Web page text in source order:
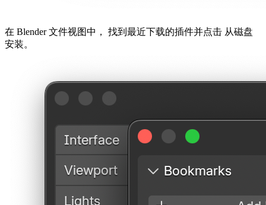
在 Blender 文件视图中， 找到最近下载的插件并点击 从磁盘
安装。